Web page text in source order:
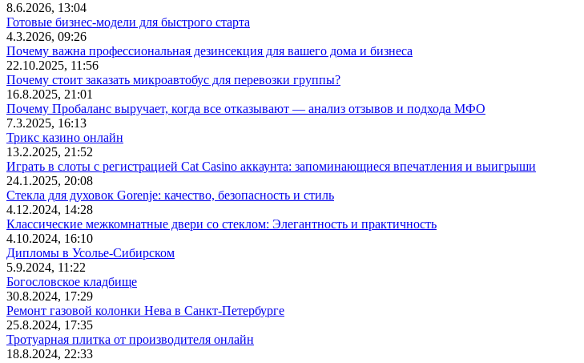
8.6.2026, 13:04
Готовые бизнес-модели для быстрого старта
4.3.2026, 09:26
Почему важна профессиональная дезинсекция для вашего дома и бизнеса
22.10.2025, 11:56
Почему стоит заказать микроавтобус для перевозки группы?
16.8.2025, 21:01
Почему Пробаланс выручает, когда все отказывают — анализ отзывов и подхода МФО
7.3.2025, 16:13
Трикс казино онлайн
13.2.2025, 21:52
Играть в слоты с регистрацией Cat Casino аккаунта: запоминающиеся впечатления и выигрыши
24.1.2025, 20:08
Стекла для духовок Gorenje: качество, безопасность и стиль
4.12.2024, 14:28
Классические межкомнатные двери со стеклом: Элегантность и практичность
4.10.2024, 16:10
Дипломы в Усолье-Сибирском
5.9.2024, 11:22
Богословское кладбище
30.8.2024, 17:29
Ремонт газовой колонки Нева в Санкт-Петербурге
25.8.2024, 17:35
Тротуарная плитка от производителя онлайн
18.8.2024, 22:33